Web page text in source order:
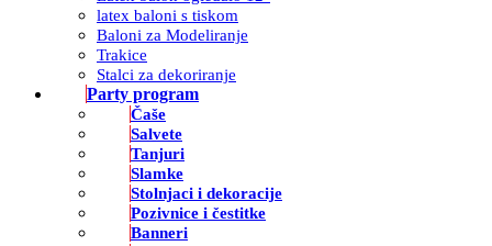
latex baloni s tiskom
Baloni za Modeliranje
Trakice
Stalci za dekoriranje
Party program
Čaše
Salvete
Tanjuri
Slamke
Stolnjaci i dekoracije
Pozivnice i čestitke
Banneri